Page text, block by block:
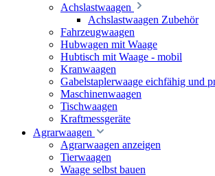
Achslastwaagen
Achslastwaagen Zubehör
Fahrzeugwaagen
Hubwagen mit Waage
Hubtisch mit Waage - mobil
Kranwaagen
Gabelstaplerwaage eichfähig und
Maschinenwaagen
Tischwaagen
Kraftmessgeräte
Agrarwaagen
Agrarwaagen anzeigen
Tierwaagen
Waage selbst bauen